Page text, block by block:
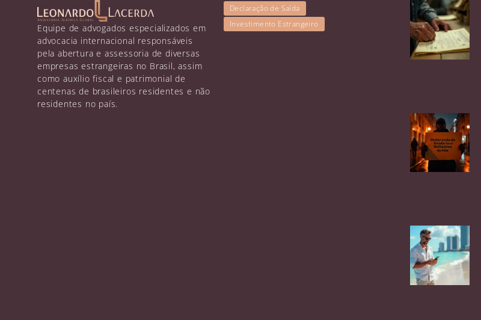
Equipe de advogados especializados em
advocacia internacional responsáveis
pela abertura e assessoria de diversas
empresas estrangeiras no Brasil, assim
como auxílio fiscal e patrimonial de
centenas de brasileiros residentes e não
residentes no país.
Declaração de Saída
Investimento Estrangeiro